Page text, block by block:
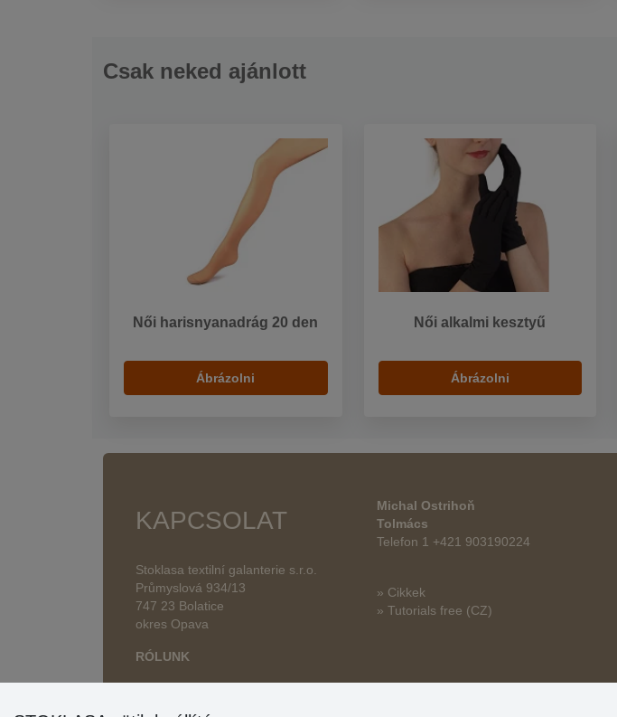
Csak neked ajánlott
Női harisnyanadrág 20 den
Ábrázolni
Női alkalmi kesztyű
Ábrázolni
KAPCSOLAT
Stoklasa textilní galanterie s.r.o.
Průmyslová 934/13
747 23 Bolatice
okres Opava
RÓLUNK
Michal Ostrihoň
Tolmács
Telefon 1 +421 903190224
» Cikkek
» Tutorials free (CZ)